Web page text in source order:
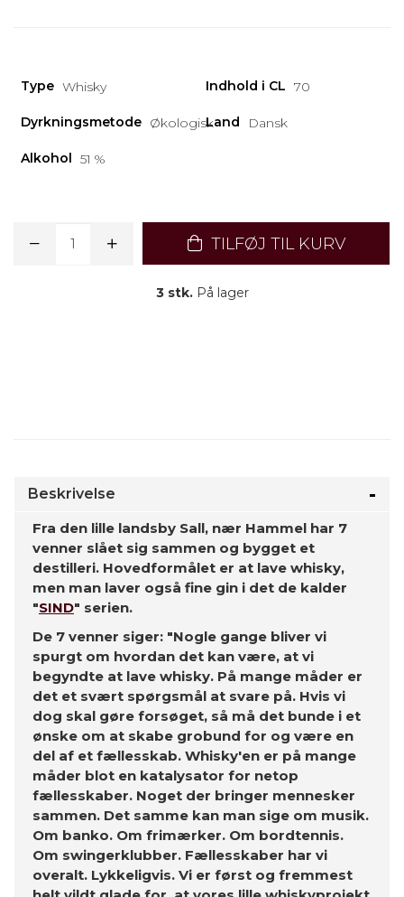
Type Whisky Indhold i CL 70
Dyrkningsmetode ØkologiskLand Dansk
Alkohol 51 %
TILFØJ TIL KURV
3 stk.På lager
Beskrivelse
Fra den lille landsby Sall, nær Hammel har 7
venner slået sig sammen og bygget et
destilleri. Hovedformålet er at lave whisky,
men man laver også fine gin i det de kalder
"SIND" serien.
De 7 venner siger: "Nogle gange bliver vi
spurgt om hvordan det kan være, at vi
begyndte at lave whisky. På mange måder er
det et svært spørgsmål at svare på. Hvis vi
dog skal gøre forsøget, så må det bunde i et
ønske om at skabe grobund for og være en
del af et fællesskab. Whisky'en er på mange
måder blot en katalysator for netop
fællesskaber. Noget der bringer mennesker
sammen. Det samme kan man sige om musik.
Om banko. Om frimærker. Om bordtennis.
Om swingerklubber. Fællesskaber har vi
overalt. Lykkeligvis. Vi er først og fremmest